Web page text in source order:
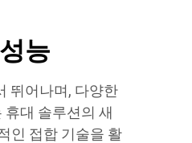
능
뛰어나며, 다양한
대 솔루션의 새
인 접합 기술을 활